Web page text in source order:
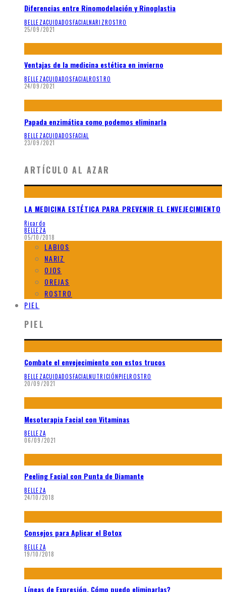
Diferencias entre Rinomodelación y Rinoplastia
BELLEZACUIDADOSFACIALNARIZROSTRO
25/09/2021
Ventajas de la medicina estética en invierno
BELLEZACUIDADOSFACIALROSTRO
24/09/2021
Papada enzimática como podemos eliminarla
BELLEZACUIDADOSFACIAL
23/09/2021
ARTÍCULO AL AZAR
LA MEDICINA ESTÉTICA PARA PREVENIR EL ENVEJECIMIENTO
Ricardo
BELLEZA
05/10/2018
LABIOS
NARIZ
OJOS
OREJAS
ROSTRO
PIEL
PIEL
Combate el envejecimiento con estos trucos
BELLEZACUIDADOSFACIALNUTRICIÓNPIELROSTRO
20/09/2021
Mesoterapia Facial con Vitaminas
BELLEZA
06/09/2021
Peeling Facial con Punta de Diamante
BELLEZA
24/10/2018
Consejos para Aplicar el Botox
BELLEZA
19/10/2018
Líneas de Expresión, Cómo puedo eliminarlas?